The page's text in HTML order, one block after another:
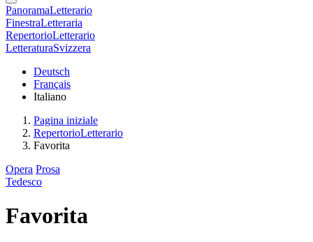
PanoramaLetterario
FinestraLetteraria
RepertorioLetterario
LetteraturaSvizzera
Deutsch
Français
Italiano
Pagina iniziale
RepertorioLetterario
Favorita
Opera Prosa
Tedesco
Favorita